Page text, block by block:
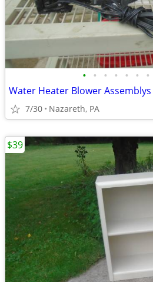
• • • • • • •
Water Heater Blower Assemblys
7/30 Nazareth, PA
$39